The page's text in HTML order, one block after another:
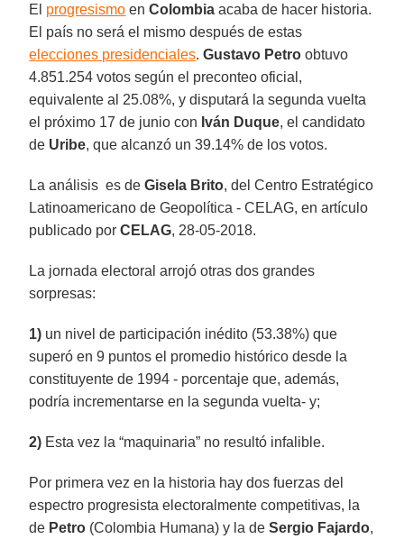
El progresismo en Colombia acaba de hacer historia.
El país no será el mismo después de estas
elecciones presidenciales.Gustavo Petro obtuvo
4.851.254 votos según el preconteo oficial,
equivalente al 25.08%, y disputará la segunda vuelta
el próximo 17 de junio con Iván Duque, el candidato
de Uribe, que alcanzó un 39.14% de los votos.
La análisis es deGisela Brito, del Centro Estratégico
Latinoamericano de Geopolítica - CELAG, en artículo
publicado porCELAG, 28-05-2018.
La jornada electoral arrojó otras dos grandes
sorpresas:
1) un nivel de participación inédito (53.38%) que
superó en 9 puntos el promedio histórico desde la
constituyente de 1994 - porcentaje que, además,
podría incrementarse en la segunda vuelta- y;
2) Esta vez la “maquinaria” no resultó infalible.
Por primera vez en la historia hay dos fuerzas del
espectro progresista electoralmente competitivas, la
de Petro (Colombia Humana) y la deSergio Fajardo,